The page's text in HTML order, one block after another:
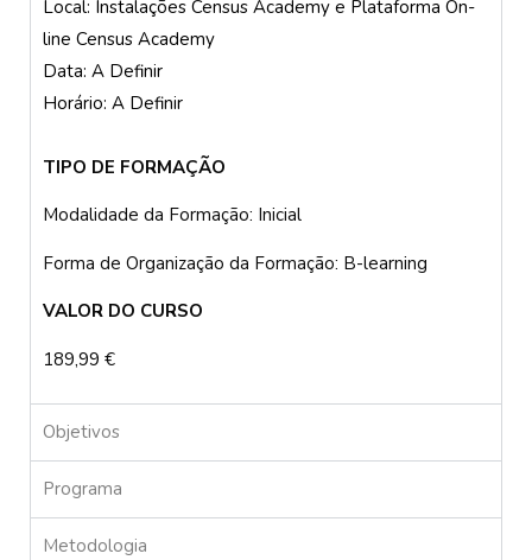
Local: Instalações Census Academy e Plataforma On-
line Census Academy
Data: A Definir
Horário: A Definir
TIPO DE FORMAÇÃO
Modalidade da Formação: Inicial
Forma de Organização da Formação: B-learning
VALOR DO CURSO
189,99 €
Objetivos
Programa
Metodologia